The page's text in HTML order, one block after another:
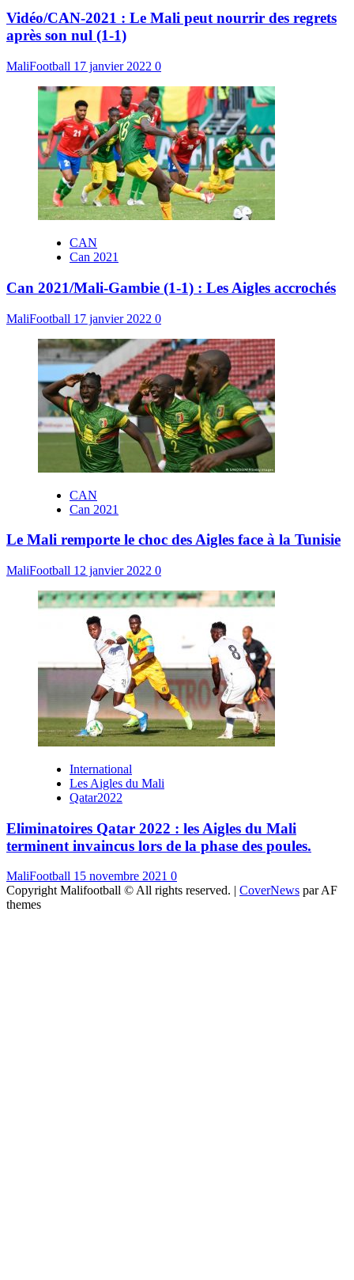
Vidéo/CAN-2021 : Le Mali peut nourrir des regrets
après son nul (1-1)
MaliFootball 17 janvier 2022 0
CAN
Can 2021
Can 2021/Mali-Gambie (1-1) : Les Aigles accrochés
MaliFootball 17 janvier 2022 0
CAN
Can 2021
Le Mali remporte le choc des Aigles face à la Tunisie
MaliFootball 12 janvier 2022 0
International
Les Aigles du Mali
Qatar2022
Eliminatoires Qatar 2022 : les Aigles du Mali
terminent invaincus lors de la phase des poules.
MaliFootball 15 novembre 2021 0
Copyright Malifootball © All rights reserved. | CoverNews par AF
themes